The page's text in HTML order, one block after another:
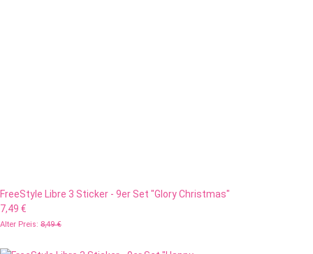
FreeStyle Libre 3 Sticker - 9er Set "Glory Christmas"
7,49 €
Alter Preis: 8,49 €